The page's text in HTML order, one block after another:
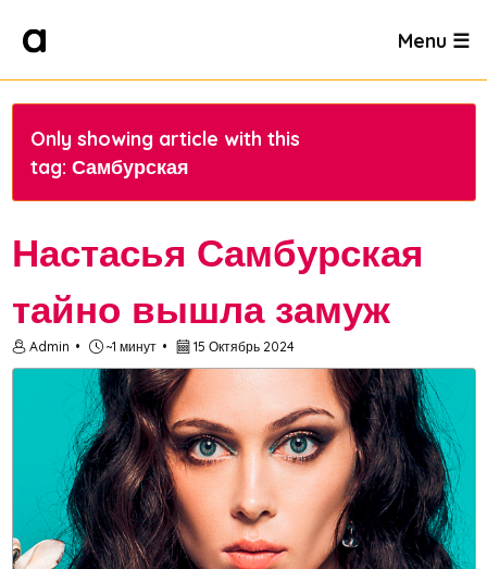
Menu ☰
Only showing article with this
tag: Самбурская
Настасья Самбурская
тайно вышла замуж
Admin ~1 минут 15 Октябрь 2024